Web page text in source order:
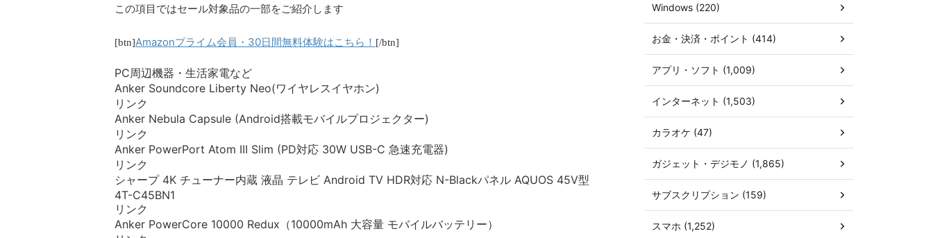
この項目ではセール対象品の一部をご紹介します
[btn]Amazonプライム会員・30日間無料体験はこちら！ [/btn]
PC周辺機器・生活家電など
Anker Soundcore Liberty Neo(ワイヤレスイヤホン)
リンク
Anker Nebula Capsule (Android搭載モバイルプロジェクター)
リンク
Anker PowerPort Atom III Slim (PD対応 30W USB-C 急速充電器)
リンク
シャープ 4K チューナー内蔵 液晶 テレビ Android TV HDR対応 N-Blackパネル AQUOS 45V型
4T-C45BN1
リンク
Anker PowerCore 10000 Redux（10000mAh 大容量 モバイルバッテリー）
Windows (220)
お金・決済・ポイント (414)
アプリ・ソフト (1,009)
インターネット (1,503)
カラオケ (47)
ガジェット・デジモノ (1,865)
サブスクリプション (159)
スマホ (1,252)